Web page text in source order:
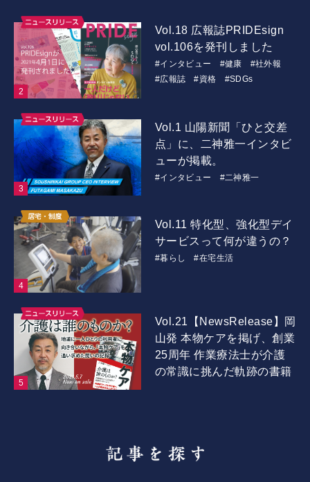
Vol.18 広報誌PRIDEsign
vol.106を発刊しました
#インタビュー #健康
#社外報
#広報誌
#資格 #SDGs
Vol.1 山陽新聞「ひと交差
点」に、二神雅一インタビ
ューが掲載。
#インタビュー #二神雅一
Vol.11 特化型、強化型デイ
サービスって何が違うの？
#暮らし #在宅生活
Vol.21【NewsRelease】岡
山発 本物ケアを掲げ、創業
25周年 作業療法士が介護
の常識に挑んだ軌跡の書籍